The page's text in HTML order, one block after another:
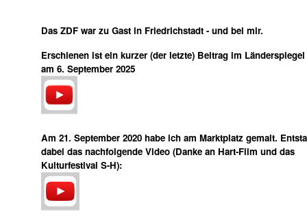
Das ZDF war zu Gast in Friedrichstadt - und bei mir.
Erschienen ist ein kurzer (der letzte) Beitrag im Länderspiegel
am 6. September 2025
Am 21. September 2020 habe ich am Marktplatz gemalt.
dabei das nachfolgende Video (Danke an Hart-Film und das
Kulturfestival S-H):